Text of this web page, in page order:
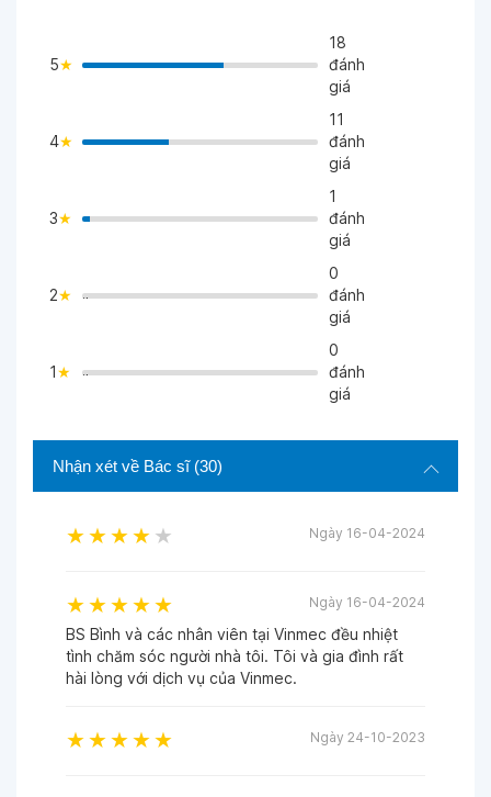
5
18
đánh
giá
4 >
11
đánh
giá
3 >
1
đánh
giá
2 ">
0
đánh
giá
1 ">
0
đánh
giá
Nhận xét về Bác sĩ (30)
Ngày 16-04-2024
Ngày 16-04-2024
BS Bình và các nhân viên tại Vinmec đều nhiệt
tình chăm sóc người nhà tôi. Tôi và gia đình rất
hài lòng với dịch vụ của Vinmec.
Ngày 24-10-2023